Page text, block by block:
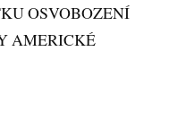
OSVOBOZENÍ
AMERICKÉ